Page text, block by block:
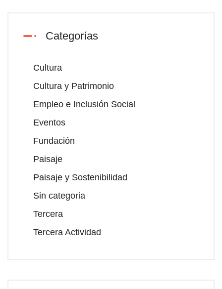
Categorías
Cultura
Cultura y Patrimonio
Empleo e Inclusión Social
Eventos
Fundación
Paisaje
Paisaje y Sostenibilidad
Sin categoria
Tercera
Tercera Actividad